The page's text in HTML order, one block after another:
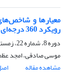
معیارها و
رویکرد 360 درجه‌ای در سازمان‌ها
دوره 8، شماره 22، زمستان 1390، صفحه
موسی صادقی، امجد
مشاهده مقاله